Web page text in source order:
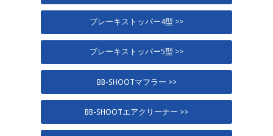
ブレーキストッパー4型 >>
ブレーキストッパー5型 >>
BB-SHOOTマフラー >>
BB-SHOOTエアクリーナー >>